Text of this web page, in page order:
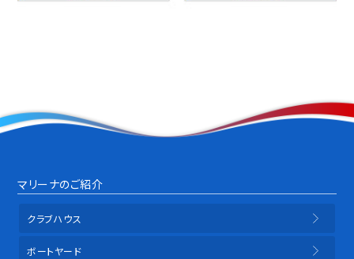
マリーナのご紹介
クラブハウス
ボートヤード